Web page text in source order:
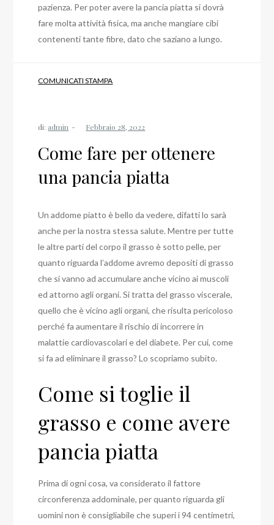
pazienza. Per poter avere la pancia piatta si dovrà
fare molta attività fisica, ma anche mangiare cibi
contenenti tante fibre, dato che saziano a lungo.
COMUNICATI STAMPA
di: admin
Come fare per ottenere
una pancia piatta
Un addome piatto è bello da vedere, difatti lo sarà
anche per la nostra stessa salute. Mentre per tutte
le altre parti del corpo il grasso è sotto pelle, per
quanto riguarda l’addome avremo depositi di grasso
che si vanno ad accumulare anche vicino ai muscoli
ed attorno agli organi. Si tratta del grasso viscerale,
quello che è vicino agli organi, che risulta pericoloso
perché fa aumentare il rischio di incorrere in
malattie cardiovascolari e del diabete. Per cui, come
si fa ad eliminare il grasso? Lo scopriamo subito.
Come si toglie il
grasso e come avere
pancia piatta
Prima di ogni cosa, va considerato il fattore
circonferenza addominale, per quanto riguarda gli
uomini non è consigliabile che superi i 94 centimetri,